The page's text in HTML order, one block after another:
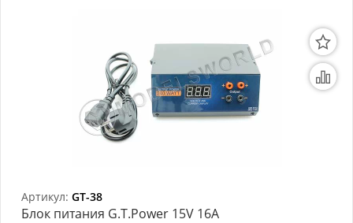
Артикул: GT-38
Блок питания G.T.Power 15V 16A